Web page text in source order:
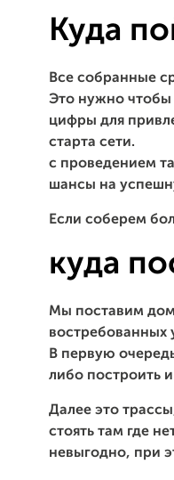
Куда
Все собранные
Это нужно чтобы
цифры для
старта сети.
с проведением
шансы на
Если соберем
куда
Мы поставим
востребованных
В первую
либо построить
Далее это
стоять там где
невыгодно, при